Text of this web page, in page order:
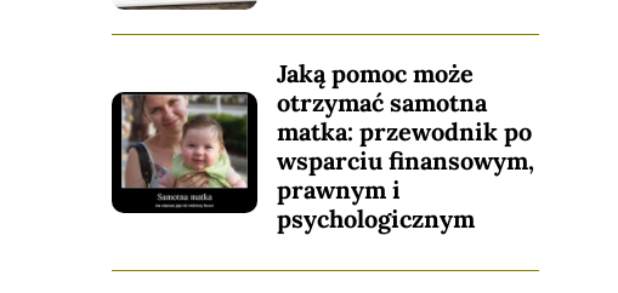
Jaką pomoc może
otrzymać samotna
matka: przewodnik po
wsparciu finansowym,
prawnym i
psychologicznym